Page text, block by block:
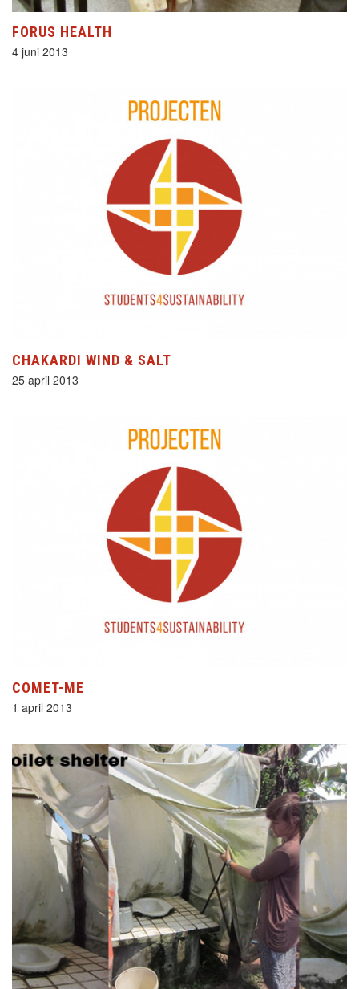
FORUS HEALTH
4 juni 2013
CHAKARDI WIND & SALT
25 april 2013
COMET-ME
1 april 2013